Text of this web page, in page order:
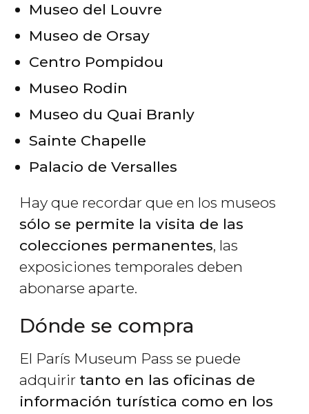
Museo del Louvre
Museo de Orsay
Centro Pompidou
Museo Rodin
Museo du Quai Branly
Sainte Chapelle
Palacio de Versalles
Hay que recordar que en los museos
sólo se permite la visita de las
colecciones permanentes, las
exposiciones temporales deben
abonarse aparte.
Dónde se compra
El París Museum Pass se puede
adquirir tanto en las oficinas de
información turística como en los